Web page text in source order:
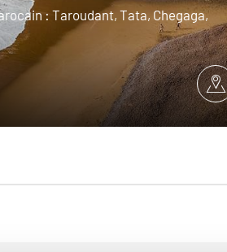
: Taroudant, Tata, Chegaga,